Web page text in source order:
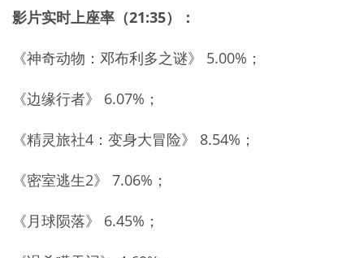
影片实时上座率（21:35）：
《神奇动物：邓布利多之谜》 5.00%；
《边缘行者》 6.07%；
《精灵旅社4：变身大冒险》 8.54%；
《密室逃生2》 7.06%；
《月球陨落》 6.45%；